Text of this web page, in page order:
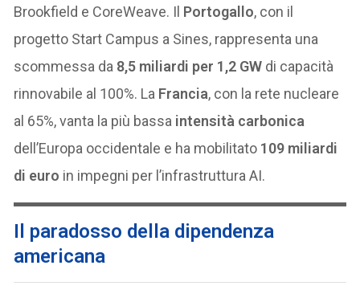
Brookfield e CoreWeave. Il Portogallo, con il
progetto Start Campus a Sines, rappresenta una
scommessa da 8,5 miliardi per 1,2 GW di capacità
rinnovabile al 100%. La Francia, con la rete nucleare
al 65%, vanta la più bassa intensità carbonica
dell’Europa occidentale e ha mobilitato 109 miliardi
di euro in impegni per l’infrastruttura AI.
Il paradosso della dipendenza
americana